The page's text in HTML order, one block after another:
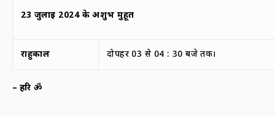
23 जुलाई 2024 केअशुभ मुहूर्त
राहुकाल दोपहर 03 से 04 : 30 बजे तक।
–हरि ॐ